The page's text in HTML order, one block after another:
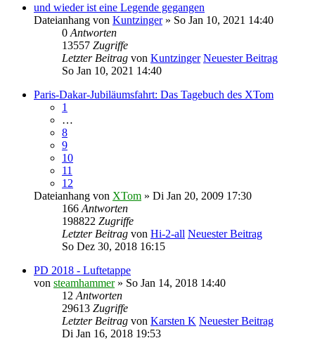
und wieder ist eine Legende gegangen
Dateianhang von Kuntzinger» So Jan 10, 2021 14:40
0 Antworten
13557 Zugriffe
Letzter Beitrag von Kuntzinger Neuester Beitrag
So Jan 10, 2021 14:40
Paris-Dakar-Jubiläumsfahrt: Das Tagebuch des XTom
1
…
8
9
10
11
12
Dateianhang von XTom » Di Jan 20, 2009 17:30
166 Antworten
198822 Zugriffe
Letzter Beitrag von Hi-2-all Neuester Beitrag
So Dez 30, 2018 16:15
PD 2018 - Luftetappe
von steamhammer» So Jan 14, 2018 14:40
12 Antworten
29613 Zugriffe
Letzter Beitrag von Karsten K Neuester Beitrag
Di Jan 16, 2018 19:53